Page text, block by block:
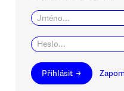
Přihlásit →